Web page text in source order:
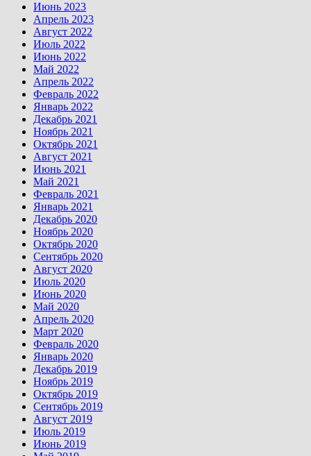
Июнь 2023
Апрель 2023
Август 2022
Июль 2022
Июнь 2022
Май 2022
Апрель 2022
Февраль 2022
Январь 2022
Декабрь 2021
Ноябрь 2021
Октябрь 2021
Август 2021
Июнь 2021
Май 2021
Февраль 2021
Январь 2021
Декабрь 2020
Ноябрь 2020
Октябрь 2020
Сентябрь 2020
Август 2020
Июль 2020
Июнь 2020
Май 2020
Апрель 2020
Март 2020
Февраль 2020
Январь 2020
Декабрь 2019
Ноябрь 2019
Октябрь 2019
Сентябрь 2019
Август 2019
Июль 2019
Июнь 2019